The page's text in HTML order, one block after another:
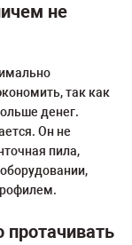
не
так как
денег.
Он не
пила,
протачивать